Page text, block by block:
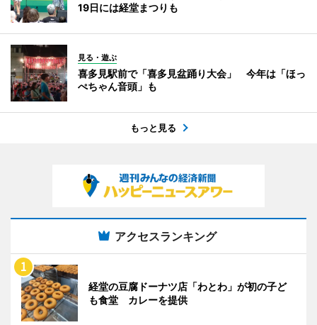
19日には経堂まつりも
見る・遊ぶ
喜多見駅前で「喜多見盆踊り大会」 今年は「ほっ
ぺちゃん音頭」も
もっと見る
アクセスランキング
経堂の豆腐ドーナツ店「わとわ」が初の子ど
も食堂 カレーを提供